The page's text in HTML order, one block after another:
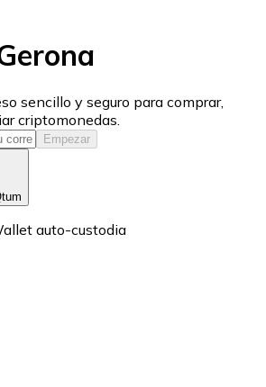
sencillo y seguro para comprar,
criptomonedas.
Empezar
auto-custodia